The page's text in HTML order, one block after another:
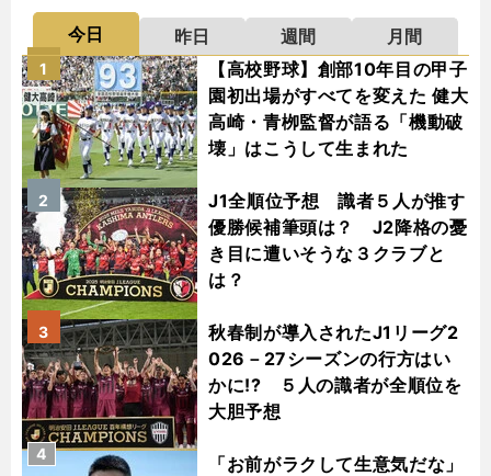
今日 昨日 週間
月間
【高校野球】創部10年目の甲子
園初出場がすべてを変えた 健大
高崎・青栁監督が語る「機動破
壊」はこうして生まれた
1
J1全順位予想 識者５人が推す
優勝候補筆頭は？ J2降格の憂
き目に遭いそうな３クラブと
は？
2
秋春制が導入されたJ1リーグ2
026－27シーズンの行方はい
かに!? ５人の識者が全順位を
大胆予想
3
「お前がラクして生意気だな」
4